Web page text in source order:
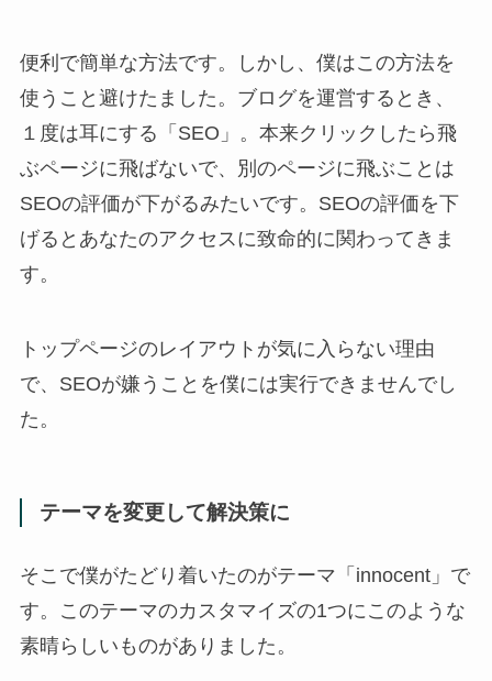
便利で簡単な方法です。しかし、僕はこの方法を
使うこと避けたました。ブログを運営するとき、
１度は耳にする「SEO」。本来クリックしたら飛
ぶページに飛ばないで、別のページに飛ぶことは
SEOの評価が下がるみたいです。SEOの評価を下
げるとあなたのアクセスに致命的に関わってきま
す。
トップページのレイアウトが気に入らない理由
で、SEOが嫌うことを僕には実行できませんでし
た。
テーマを変更して解決策に
そこで僕がたどり着いたのがテーマ「innocent」で
す。このテーマのカスタマイズの1つにこのような
素晴らしいものがありました。